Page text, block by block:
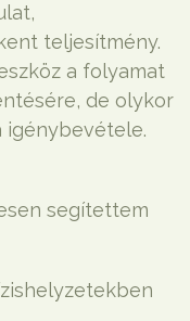
teljesítmény.
a folyamat
de olykor
igénybevétele.
segítettem